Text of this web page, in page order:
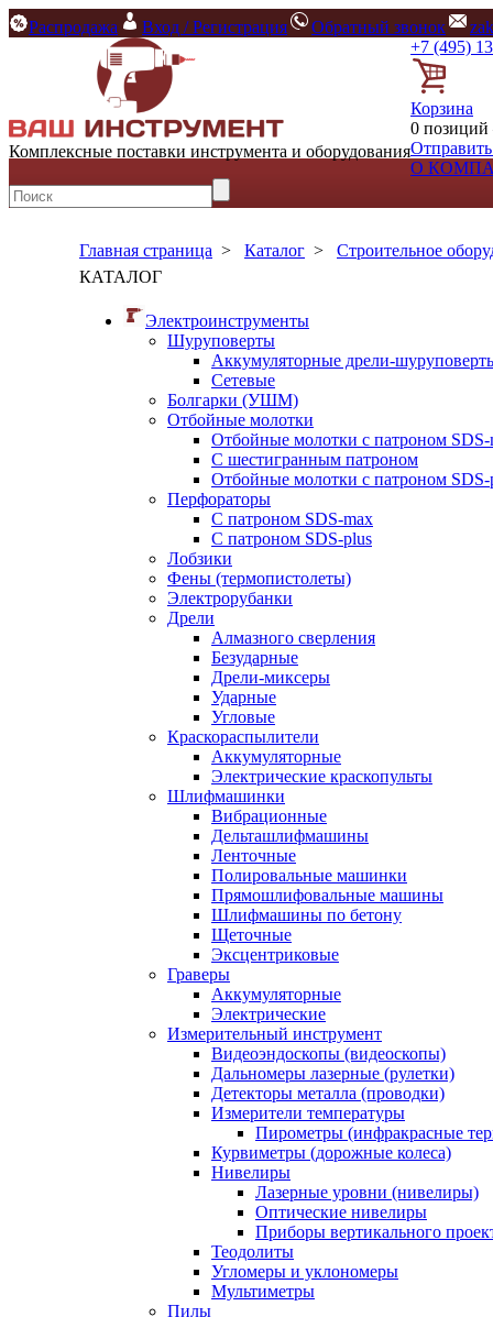
Распродажа Вход / Регистрация Обратный звонок
Комплексные поставки инструмента и оборудования
+7 (495)
Корзина
0 позиций
Отправить
О
Главная страница > Каталог > Строительное
КАТАЛОГ
Электроинструменты
Шуруповерты
Аккумуляторные дрели-
Сетевые
Болгарки (УШМ)
Отбойные молотки
Отбойные молотки с патроном SDS-
С шестигранным патроном
Отбойные молотки с патроном SDS-
Перфораторы
С патроном SDS-max
С патроном SDS-plus
Лобзики
Фены (термопистолеты)
Электрорубанки
Дрели
Алмазного сверления
Безударные
Дрели-миксеры
Ударные
Угловые
Краскораспылители
Аккумуляторные
Электрические краскопульты
Шлифмашинки
Вибрационные
Дельташлифмашины
Ленточные
Полировальные машинки
Прямошлифовальные машины
Шлифмашины по бетону
Щеточные
Эксцентриковые
Граверы
Аккумуляторные
Электрические
Измерительный инструмент
Видеоэндоскопы (видеоскопы)
Дальномеры лазерные (рулетки)
Детекторы металла (проводки)
Измерители температуры
Пирометры (инфракрасные
Курвиметры (дорожные колеса)
Нивелиры
Лазерные уровни (нивелиры)
Оптические нивелиры
Приборы вертикального
Теодолиты
Угломеры и уклономеры
Мультиметры
Пилы